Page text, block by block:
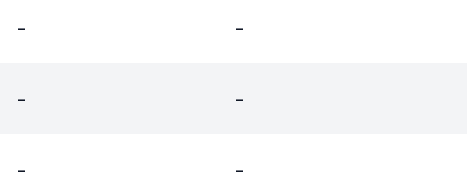
- -
- -
- -